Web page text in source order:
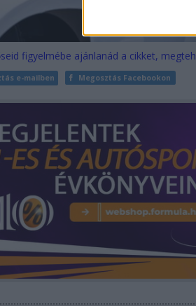
figyelmébe ajánlanád a cikket,
e-mailben Megosztás Facebookon